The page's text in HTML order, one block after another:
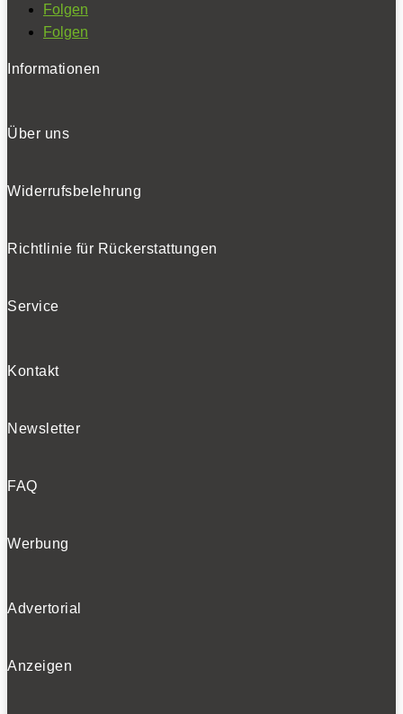
Folgen
Folgen
Informationen
Über uns
Widerrufsbelehrung
Richtlinie für Rückerstattungen
Service
Kontakt
Newsletter
FAQ
Werbung
Advertorial
Anzeigen